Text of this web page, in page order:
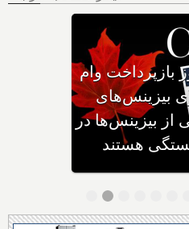
ویزاهای
کمتری
می‌کند